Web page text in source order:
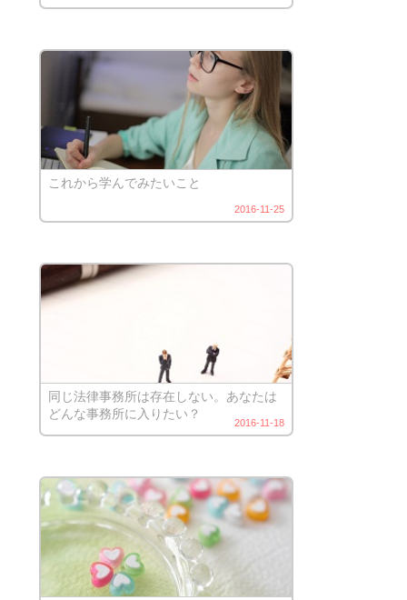
これから学んでみたいこと
2016-11-25
同じ法律事務所は存在しない。あなたは
どんな事務所に入りたい？
2016-11-18